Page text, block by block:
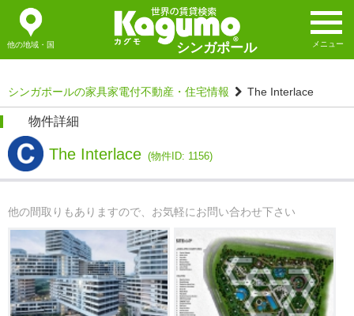
シンガポール
他の地域・国 メニュー
シンガポールの家具家電付不動産・住宅情報 The Interlace
物件詳細
The Interlace (物件ID: 1156)
他の間取りもありますので、お気軽にお問い合わせ下さい